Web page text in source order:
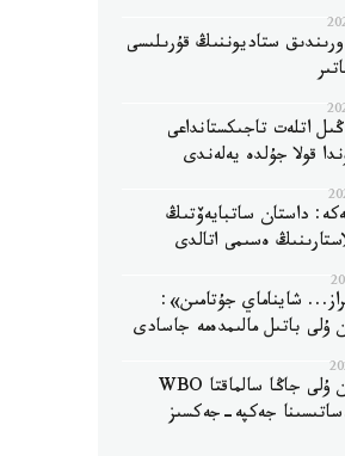
45 مىڭ ورىندىق ستاديوننىڭ قۇرىلىسى
اتلەت تاجىكستانداعى
قولا جۇلدە يەلەندى
داستان ساتبايەۆتىڭ
ەسىمى اتالدى
شايناماي جۇتامىن»:
ۇلى باتىل مالىمدەمە جاسادى
جانىبەك ءالىمحان ۇلى جاڭا سالماقتا WBO
2-ساتىسىنا جەكپە-جەكسىز